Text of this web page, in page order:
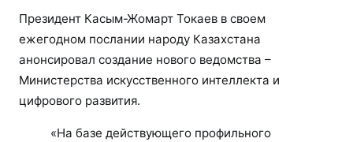
Президент Касым-Жомарт Токаев в своем
ежегодном послании народу Казахстана
анонсировал создание нового ведомства –
Министерства искусственного интеллекта и
цифрового развития.
«На базе действующего профильного